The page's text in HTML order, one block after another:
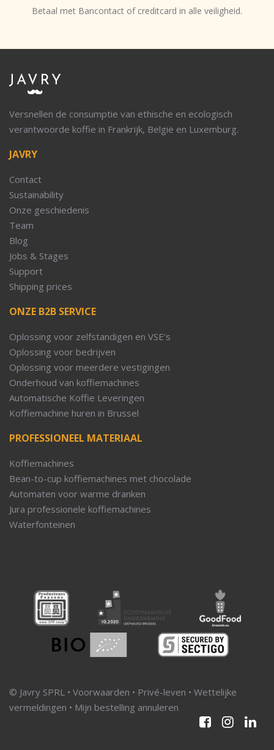
Betaal met Bancontact of creditcard in alle veiligheid.
Versnellen de consumptie van ethische en ecologisch
verantwoorde koffie in Frankrijk, België en Luxemburg.
JAVRY
Contact
Sustainability
Onze geschiedenis
Team
Blog
Jobs & Stages
Support
Shipping prices
ONZE B2B SERVICE
Oplossing voor zelfstandigen en VSE’s
Oplossing voor bedrijven
Oplossing voor meerdere vestigingen
Onderhoud van koffiemachines
Automatische Koffie Leveringen
Koffiemachine huren in Brussel
PROFESSIONEEL MATERIAAL
Koffiemachines
Bean-to-cup koffiemachines met chocolade
Automaten voor warme dranken
Jura professionele koffiemachines
Waterfonteinen
© Javry SPRL • Voorwaarden • Privé-leven • Wettelijke
vermeldingen • Mijn bestelling annuleren